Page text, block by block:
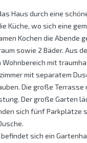
Haus durch eine
Küche, wo sich eine
Kochen die Abende
sowie 2 Bäder. Aus
Wohnbereich mit
mit separatem
Die große
Der große Garten
sich fünf Parkplätze
sich ein